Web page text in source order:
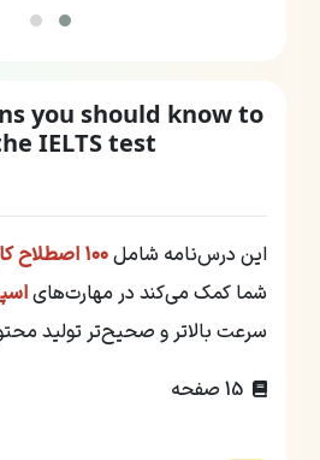
you should know to
IELTS test
این درس‌نامه شامل۱۰۰ اصطلاح کاربردی
شما کمک می‌کند در مهارت‌های
سرعت بالاتر و صحیح‌تر تولید
15 صفحه